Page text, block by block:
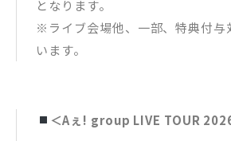
となります。
※ライブ会場他、一部、特典付与
います。
＜Aぇ! group LIVE TOUR